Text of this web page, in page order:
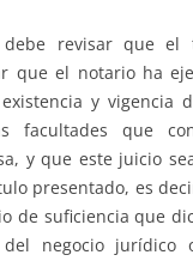
revisar que el
que el notario ha
y vigencia
facultades que
y que este juicio
presentado, es
de suficiencia que
negocio jurídico